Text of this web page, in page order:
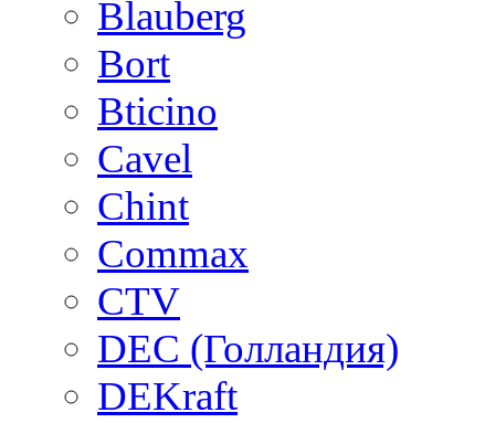
Blauberg
Bort
Bticino
Cavel
Chint
Commax
CTV
DEC (Голландия)
DEKraft